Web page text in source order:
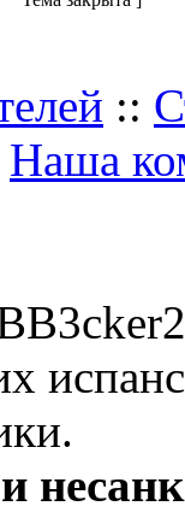
::
Наша